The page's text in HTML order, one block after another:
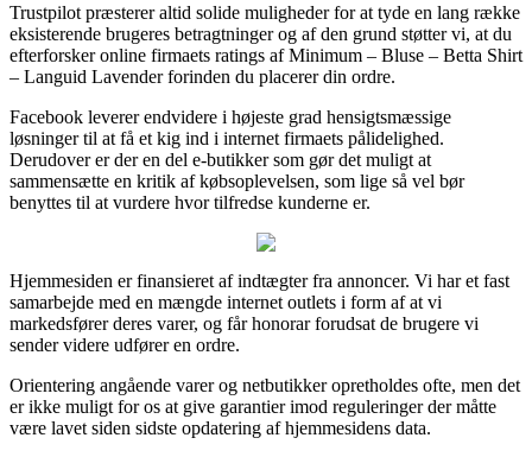
Trustpilot præsterer altid solide muligheder for at tyde en lang række
eksisterende brugeres betragtninger og af den grund støtter vi, at du
efterforsker online firmaets ratings af Minimum – Bluse – Betta Shirt
– Languid Lavender forinden du placerer din ordre.
Facebook leverer endvidere i højeste grad hensigtsmæssige
løsninger til at få et kig ind i internet firmaets pålidelighed.
Derudover er der en del e-butikker som gør det muligt at
sammensætte en kritik af købsoplevelsen, som lige så vel bør
benyttes til at vurdere hvor tilfredse kunderne er.
Hjemmesiden er finansieret af indtægter fra annoncer. Vi har et fast
samarbejde med en mængde internet outlets i form af at vi
markedsfører deres varer, og får honorar forudsat de brugere vi
sender videre udfører en ordre.
Orientering angående varer og netbutikker opretholdes ofte, men det
er ikke muligt for os at give garantier imod reguleringer der måtte
være lavet siden sidste opdatering af hjemmesidens data.